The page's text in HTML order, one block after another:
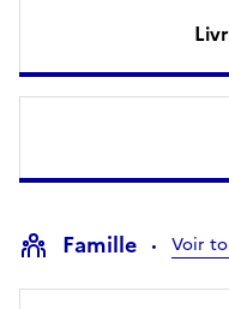
Famille Voir